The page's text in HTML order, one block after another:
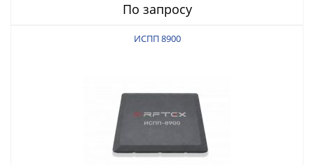
По запросу
ИСПП 8900